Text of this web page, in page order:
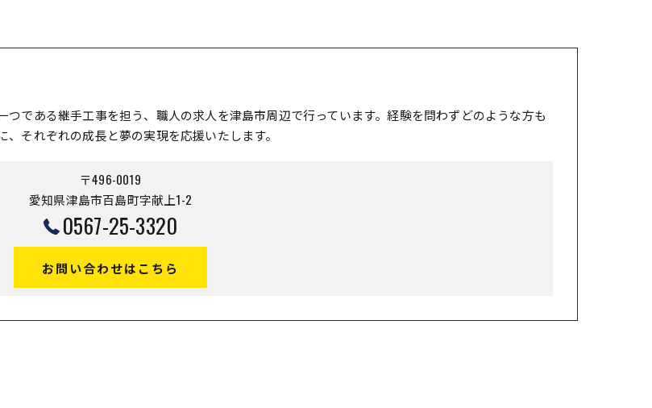
つである継手工事を担う、職人の求人を津島市周辺で行っています。経験を問わずどのような方も
それぞれの成長と夢の実現を応援いたします。
〒496-0019
愛知県津島市百島町字献上1-2
0567-25-3320
お問い合わせはこちら